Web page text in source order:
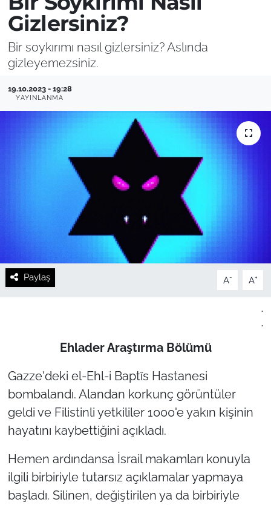
Gizlersiniz?
Bir soykırımı nasıl gizlersiniz? Aslında
gizleyemezsiniz.
19.10.2023 - 19:28
YAYINLANMA
Paylaş A- A+
.
.
Ehlader Araştırma Bölümü
Gazze'deki el-Ehl-i Baptîs Hastanesi
bombalandı. Alandan korkunç görüntüler
geldi ve Filistinli yetkililer 1000'e yakın kişinin
hayatını kaybettiğini açıkladı.
Hemen ardındansa İsrail makamları konuyla
ilgili birbiriyle tutarsız açıklamalar yapmaya
başladı. Silinen, değiştirilen ya da birbiriyle